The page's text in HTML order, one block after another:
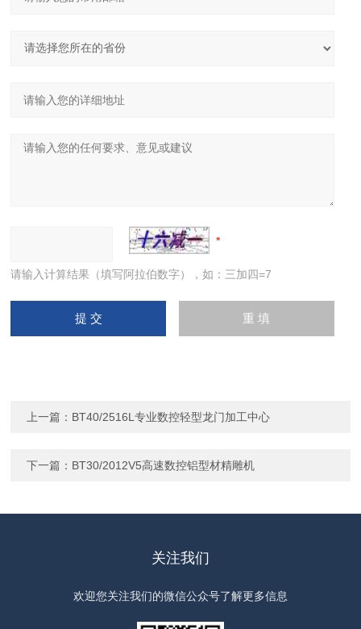
请输入计算结果（填写阿拉伯数字），如：三加四=7
上一篇： BT40/2516L专业数控轻型龙门加工中心
下一篇： BT30/2012V5高速数控铝型材精雕机
关注我们
欢迎您关注我们的微信公众号了解更多信息